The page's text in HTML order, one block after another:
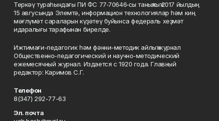
Теркәү тураһындағы ПИ ФС 77‑70646‑сы таныҡлыҡ 2017 йылдың
15 авгусында Элемтә, информацион технологиялар һәм киң
мәғлүмәт сараларын күҙәтеү буйынса федераль хеҙмәт
идаралығы тарафынан бирелде.
Ижтимағи-педагогик һәм фәнни-методик айлыҡ журнал
Общественно-педагогический и научно-методический
ежемесячный журнал. Издается с 1920 года. Главный
редактор: Каримов С.Г.
Телефон
8(347) 292-77-63
Эл. почта